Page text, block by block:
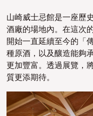
山崎威士忌館是一座歷
酒廠的場地內。在這次
開始一直延續至今的「
種原酒，以及釀造能夠
更加豐富。透過展覽，
質更添期待。